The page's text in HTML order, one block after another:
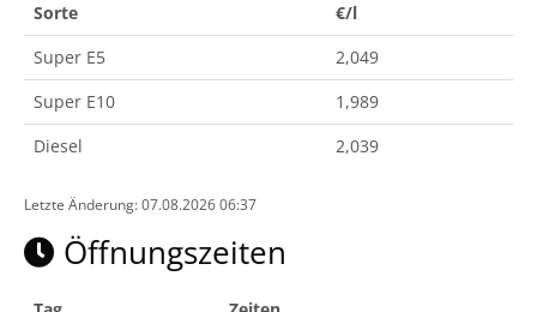
Sorte
€/l
Super E5
2,049
Super E10
1,989
Diesel
2,039
Letzte Änderung: 07.08.2026 06:37
Öffnungszeiten